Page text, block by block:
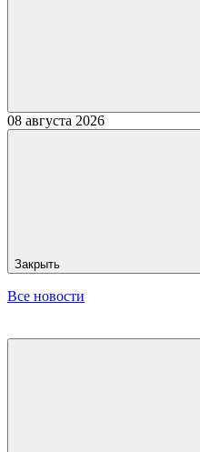
08 августа 2026
Закрыть
Все новости